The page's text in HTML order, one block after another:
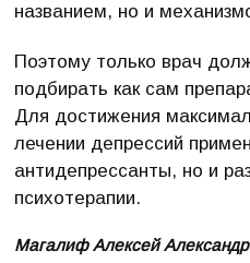
названием, но и
Поэтому только врач
подбирать как сам
Для достижения
лечении депрессий
антидепрессанты, но и
психотерапии.
Магалиф Алексей